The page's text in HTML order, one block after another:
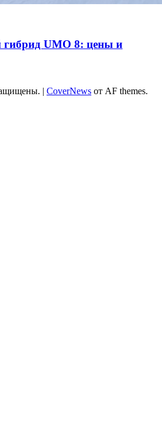
гибрид UMO 8: цены и
| CoverNews от AF themes.